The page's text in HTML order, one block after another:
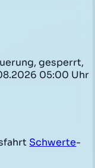
gesperrt,
05:00 Uhr
Schwerte-